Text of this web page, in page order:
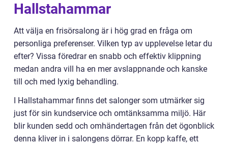
Hallstahammar
Att välja en frisörsalong är i hög grad en fråga om
personliga preferenser. Vilken typ av upplevelse letar du
efter? Vissa föredrar en snabb och effektiv klippning
medan andra vill ha en mer avslappnande och kanske
till och med lyxig behandling.
I Hallstahammar finns det salonger som utmärker sig
just för sin kundservice och omtänksamma miljö. Här
blir kunden sedd och omhändertagen från det ögonblick
denna kliver in i salongens dörrar. En kopp kaffe, ett